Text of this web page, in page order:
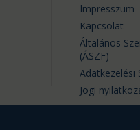
Impresszum
Kapcsolat
Általános
(ÁSZF)
Adatkezelési
Jogi